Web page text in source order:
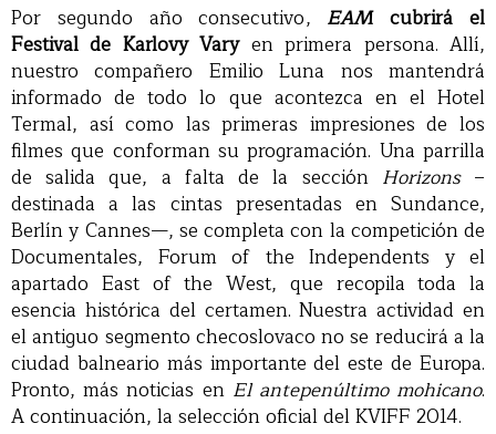
Por segundo año consecutivo, EAMcubrirá el
Festival de Karlovy Varyen primera persona. Allí,
nuestro compañero Emilio Luna nos mantendrá
informado de todo lo que acontezca en el Hotel
Termal, así como las primeras impresiones de los
filmes que conforman su programación. Una parrilla
de salida que, a falta de la sección Horizons–
destinada a las cintas presentadas en Sundance,
Berlín y Cannes—, se completa con la competición de
Documentales, Forum of the Independents y el
apartado East of the West, que recopila toda la
esencia histórica del certamen. Nuestra actividad en
el antiguo segmento checoslovaco no se reducirá a la
ciudad balneario más importante del este de Europa.
Pronto, más noticias en El antepenúltimo mohicano.
A continuación, la selección oficial del KVIFF 2014.